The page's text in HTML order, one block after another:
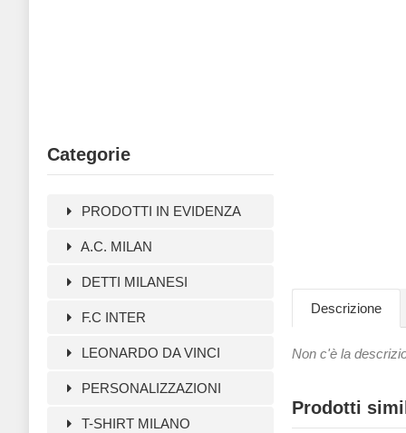
Categorie
PRODOTTI IN EVIDENZA
A.C. MILAN
DETTI MILANESI
F.C INTER
LEONARDO DA VINCI
PERSONALIZZAZIONI
T-SHIRT MILANO
Descrizione
Non c'è la
Prodotti